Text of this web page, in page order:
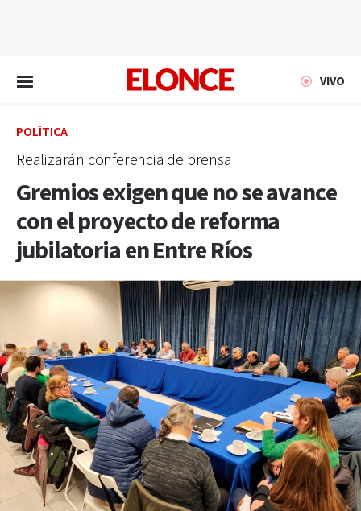
VIVO
POLÍTICA
Realizarán conferencia de prensa
Gremios exigen que no se avance
con el proyecto de reforma
jubilatoria en Entre Ríos